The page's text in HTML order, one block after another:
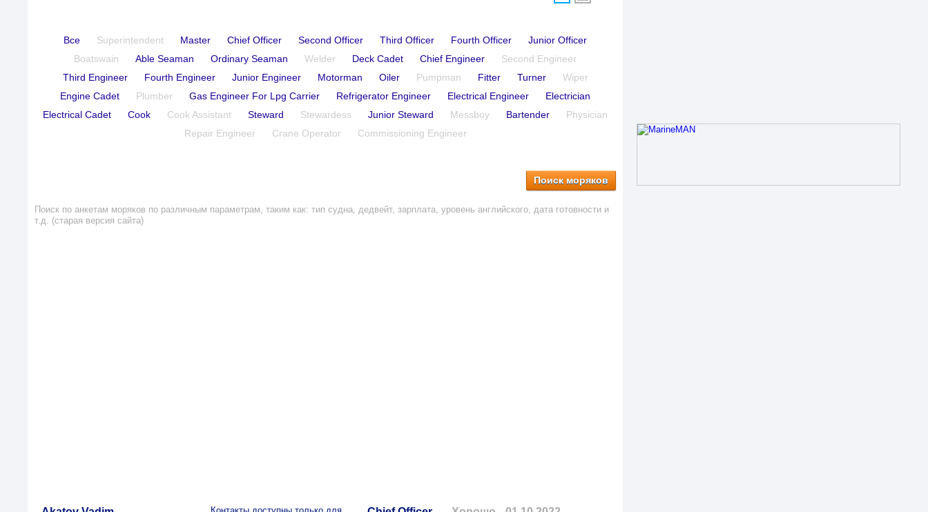
Все Superintendent Master Chief Officer Second Officer Third Officer Fourth Officer
Junior Officer
Boatswain
Able Seaman Ordinary Seaman Welder Deck Cadet Chief Engineer
Second Engineer
Third Engineer
Fourth Engineer Junior Engineer Motorman Oiler Pumpman Fitter Turner
Wiper
Engine Cadet
Plumber Gas Engineer For Lpg Carrier Refrigerator Engineer Electrical Engineer
Electrician
Electrical Cadet
Cook Cook Assistant Steward Stewardess Junior Steward Messboy Bartender
Physician
Repair Engineer
Crane Operator Commissioning Engineer
Поиск моряков
Поиск по анкетам моряков по различным параметрам, таким как: тип судна, дедвейт, зарплата, уровень английского, дата готовности и
т.д. (старая версия сайта)